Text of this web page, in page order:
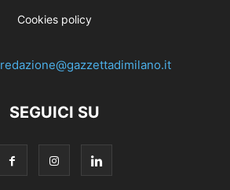
Cookies policy
redazione@gazzettadimilano.it
SEGUICI SU